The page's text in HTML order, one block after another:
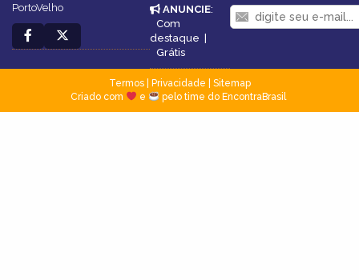
PortoVelho
ANUNCIE:
Com
destaque |
Grátis
Termos| Privacidade
Sitemap
Criado com
e pelo time do EncontraBrasil